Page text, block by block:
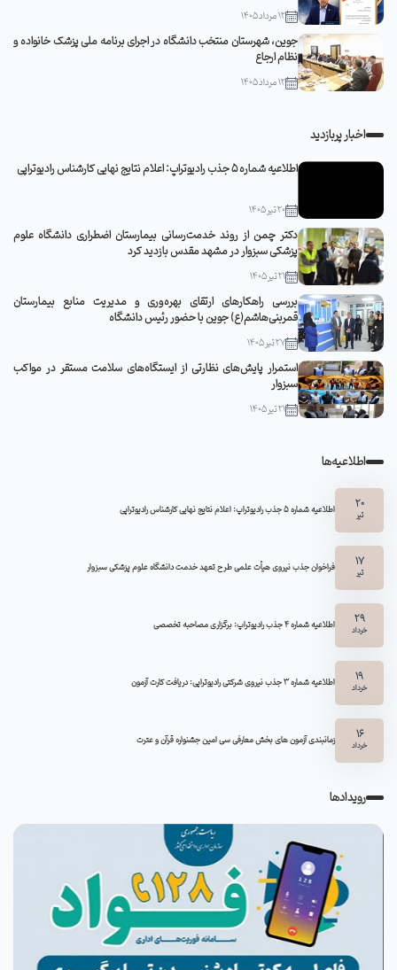
12 مرداد 1405
جوین، شهرستان منتخب دانشگاه در اجرای برنامه ملی پزشک خانواده و
نظام ارجاع
12 مرداد 1405
اخبار پربازدید
اطلاعیه شماره 5 جذب رادیوتراپ: اعلام نتایج نهایی کارشناس رادیوتراپی
20 تیر 1405
دکتر چمن از روند خدمت‌رسانی بیمارستان اضطراری دانشگاه علوم
پزشکی سبزوار در مشهد مقدس بازدید کرد
21 تیر 1405
بررسی راهکارهای ارتقای بهره‌وری و مدیریت منابع بیمارستان
قمربنی‌هاشم(ع) جوین با حضور رئیس دانشگاه
27 تیر 1405
استمرار پایش‌های نظارتی از ایستگاه‌های سلامت مستقر در مواکب
سبزوار
21 تیر 1405
اطلاعیه‌ها
20
تیر اطلاعیه شماره 5 جذب رادیوتراپ: اعلام نتایج نهایی کارشناس رادیوتراپی
17
تیر فراخوان جذب نیروی هیأت علمی طرح تعهد خدمت دانشگاه علوم پزشکی سبزوار
29
خرداد اطلاعیه شماره ۴ جذب رادیوتراپ: برگزاری مصاحبه تخصصی
19
خرداد اطلاعیه شماره 3 جذب نیروی شرکتی رادیوتراپی: دریافت کارت آزمون
16
خرداد زمانبندی آزمون های بخش معارفی سی امین جشنواره قرآن و عترت
رویدادها